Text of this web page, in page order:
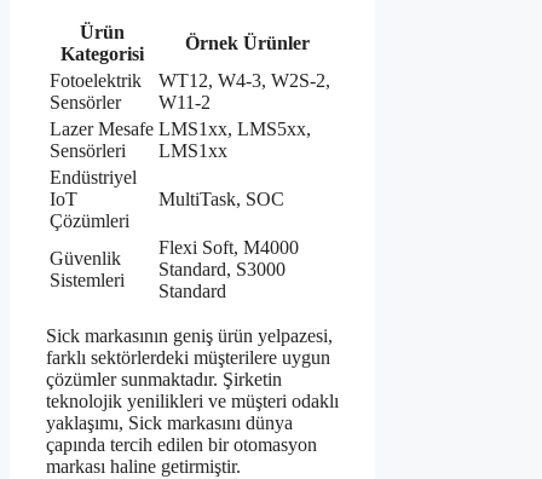
Ürün
Kategorisi
Örnek Ürünler
Fotoelektrik
Sensörler
WT12, W4-3, W2S-2,
W11-2
Lazer Mesafe
Sensörleri
LMS1xx, LMS5xx,
LMS1xx
Endüstriyel
IoT
Çözümleri
MultiTask, SOC
Güvenlik
Sistemleri
Flexi Soft, M4000
Standard, S3000
Standard
Sick markasının geniş ürün yelpazesi,
farklı sektörlerdeki müşterilere uygun
çözümler sunmaktadır. Şirketin
teknolojik yenilikleri ve müşteri odaklı
yaklaşımı, Sick markasını dünya
çapında tercih edilen bir otomasyon
markası haline getirmiştir.